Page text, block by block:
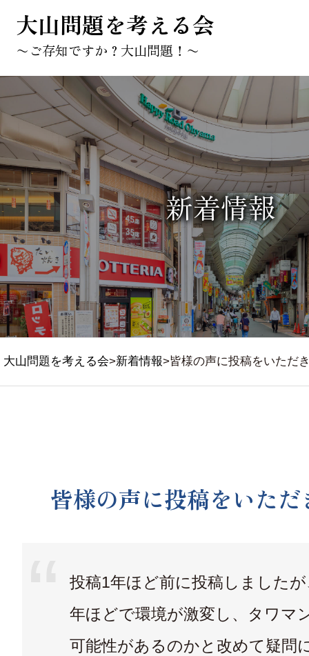
大山問題を考える会
〜ご存知ですか？大山問題！〜
新着情報
大山問題を考える会>新着情報>皆様の声に投稿をいただ
皆様の声に投稿をいただ
投稿1年ほど前に投稿しました
年ほどで環境が激変し、タワマ
可能性があるのかと改めて疑問